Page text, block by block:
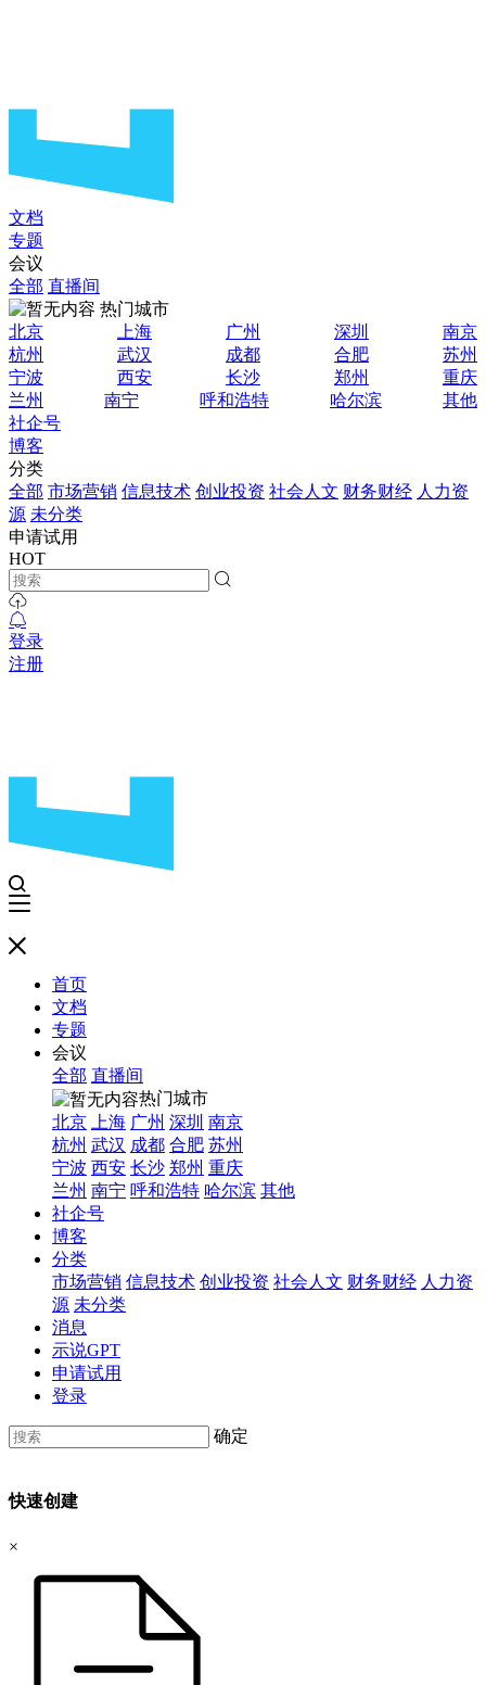
文档
专题
会议
全部 直播间
热门城市
北京
上海 广州 深圳
南京
杭州
武汉 成都 合肥
苏州
宁波
西安 长沙 郑州
重庆
兰州
南宁 呼和浩特 哈尔滨
其他
社企号
博客
分类
全部 市场营销 信息技术 创业投资 社会人文 财务财经 人力资
源 未分类
申请试用
HOT
登录
注册
首页
文档
专题
会议
全部 直播间
热门城市
北京
上海 广州 深圳 南京
杭州 武汉 成都 合肥 苏州
宁波 西安 长沙 郑州 重庆
兰州 南宁 呼和浩特 哈尔滨 其他
社企号
博客
分类
市场营销 信息技术 创业投资 社会人文 财务财经 人力资
源 未分类
消息
示说GPT
申请试用
登录
确定
快速创建
×